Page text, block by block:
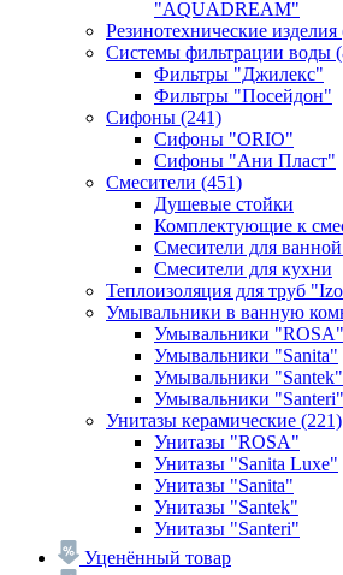
"AQUADREAM"
Резинотехнические изделия
Системы фильтрации воды
Фильтры "Джилекс"
Фильтры "Посейдон"
Сифоны (241)
Сифоны "ORIO"
Сифоны "Ани Пласт"
Смесители (451)
Душевые стойки
Комплектующие к
Смесители для
Смесители для кухни
Теплоизоляция для труб
Умывальники в ванную
Умывальники "ROSA"
Умывальники "Sanita"
Умывальники "Santek"
Умывальники "Santeri"
Унитазы керамические (221)
Унитазы "ROSA"
Унитазы "Sanita Luxe"
Унитазы "Sanita"
Унитазы "Santek"
Унитазы "Santeri"
Уценённый товар